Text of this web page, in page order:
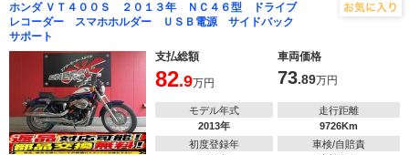
ホンダ ＶＴ４００Ｓ ２０１３年 ＮＣ４６型 ドライブ
レコーダー スマホホルダー ＵＳＢ電源 サイドバック
サポート
支払総額
車両価格
82.9万円 73.89万円
モデル年式
2013年
走行距離
9726Km
初度登録年
車検/自賠責